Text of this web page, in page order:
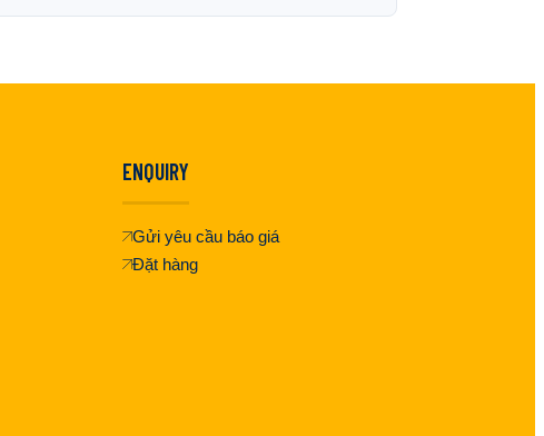
ENQUIRY
Gửi yêu cầu báo giá
Đặt hàng